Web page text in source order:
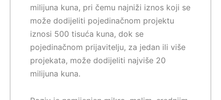
milijuna kuna, pri čemu najniži iznos koji se
može dodijeliti pojedinačnom projektu
iznosi 500 tisuća kuna, dok se
pojedinačnom prijavitelju, za jedan ili više
projekata, može dodijeliti najviše 20
milijuna kuna.